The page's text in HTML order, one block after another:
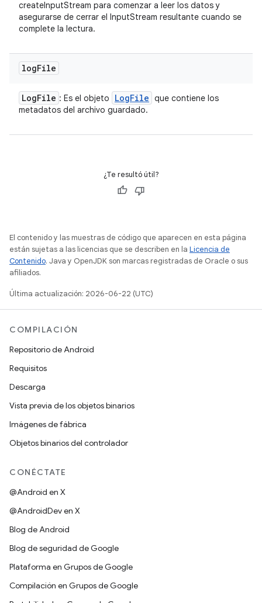
createInputStream para comenzar a leer los datos y
asegurarse de cerrar el InputStream resultante cuando se
complete la lectura.
logFile
LogFile : Es el objeto LogFile que contiene los
metadatos del archivo guardado.
¿Te resultó útil?
El contenido y las muestras de código que aparecen en esta página
están sujetas a las licencias que se describen en la Licencia de
Contenido. Java y OpenJDK son marcas registradas de Oracle o sus
afiliados.
Última actualización: 2026-06-22 (UTC)
COMPILACIÓN
Repositorio de Android
Requisitos
Descarga
Vista previa de los objetos binarios
Imágenes de fábrica
Objetos binarios del controlador
CONÉCTATE
@Android en X
@AndroidDev en X
Blog de Android
Blog de seguridad de Google
Plataforma en Grupos de Google
Compilación en Grupos de Google